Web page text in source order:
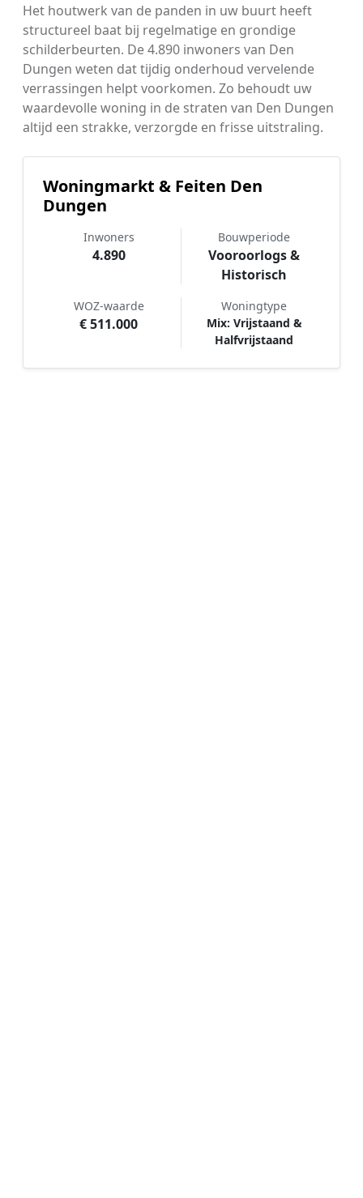
Het houtwerk van de panden in uw buurt heeft
structureel baat bij regelmatige en grondige
schilderbeurten. De 4.890 inwoners van Den
Dungen weten dat tijdig onderhoud vervelende
verrassingen helpt voorkomen. Zo behoudt uw
waardevolle woning in de straten van Den Dungen
altijd een strakke, verzorgde en frisse uitstraling.
Woningmarkt & Feiten Den
Dungen
Inwoners
4.890
Bouwperiode
Vooroorlogs &
Historisch
WOZ-waarde
€ 511.000
Woningtype
Mix: Vrijstaand &
Halfvrijstaand